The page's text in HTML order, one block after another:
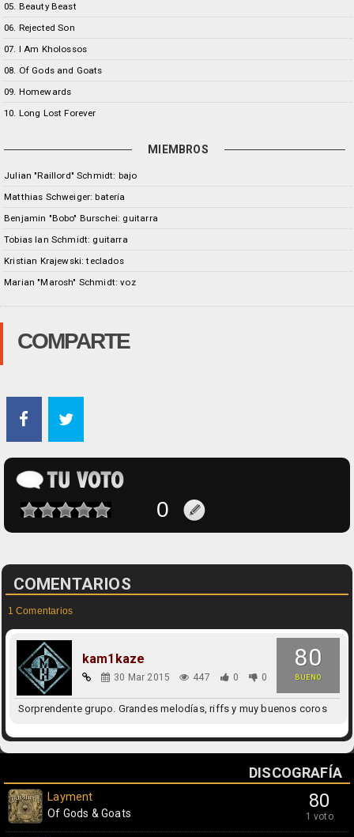
05. Beauty Beast
06. Rejected Son
07. I Am Kholossos
08. Of Gods and Goats
09. Homewards
10. Long Lost Forever
MIEMBROS
Julian "Raillord" Schmidt: bajo
Matthias Schweiger: batería
Benjamin "Bobo" Burschei: guitarra
Tobias Ian Schmidt: guitarra
Kristian Krajewski: teclados
Marian "Marosh" Schmidt: voz
COMPARTE
COMENTARIOS
1 Comentarios
80
BUENO
kam1kaze
30 Mar 2015 447 0 0
Sorprendente grupo. Grandes melodías, riffs y muy buenos coros
DISCOGRAFÍA
80
1 voto
Layment
Of Gods & Goats